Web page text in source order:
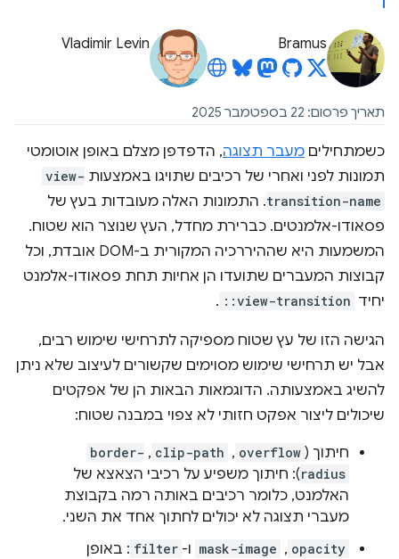
Bramus
Vladimir Levin
תאריך פרסום: 22 בספטמבר 2025
כשמתחילים מעבר תצוגה, הדפדפן מצלם באופן אוטומטי
תמונות לפני ואחרי של רכיבים שתויגו באמצעות view-
transition-name. התמונות האלה מעובדות בעץ של
פסאודו-אלמנטים. כברירת מחדל, העץ שנוצר הוא שטוח.
המשמעות היא שההיררכיה המקורית ב-DOM אובדת, וכל
קבוצות המעברים שתועדו הן אחיות תחת פסאודו-אלמנט
יחיד ::view-transition
.
הגישה הזו של עץ שטוח מספיקה לתרחישי שימוש רבים,
אבל יש תרחישי שימוש מסוימים שקשורים לעיצוב שלא ניתן
להשיג באמצעותה. הדוגמאות הבאות הן של אפקטים
שיכולים ליצור אפקט חזותי לא צפוי במבנה שטוח:
חיתוך ( overflow
,
clip-path
,
border-
radius): חיתוך משפיע על רכיבי הצאצא של
האלמנט, כלומר רכיבים באותה רמה בקבוצת
מעברי תצוגה לא יכולים לחתוך אחד את השני.
opacity
,
mask-image ו- filter : באופן